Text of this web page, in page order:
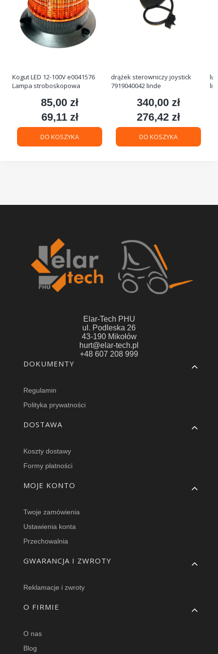
Kogut LED 12-100V e0041576
Lampa stroboskopowa
Cena
85,00 zł
Cena
69,11 zł
DO KOSZYKA
drążek sterowniczy joystick
7919040042 linde
Cena
340,00 zł
Cena
276,42 zł
DO KOSZYKA
Elar-Tech PHU
ul. Podleska 26
43-190 Mikołów
hurt@elar-tech.pl
+48 607 208 999
Linki w stopce
DOKUMENTY
Regulamin
Polityka prywatności
DOSTAWA
Koszty dostawy
Formy płatności
MOJE KONTO
Twoje zamówienia
Ustawienia konta
Przechowalnia
GWARANCJA I ZWROTY
Reklamacje i zwroty
O FIRMIE
O nas
Blog